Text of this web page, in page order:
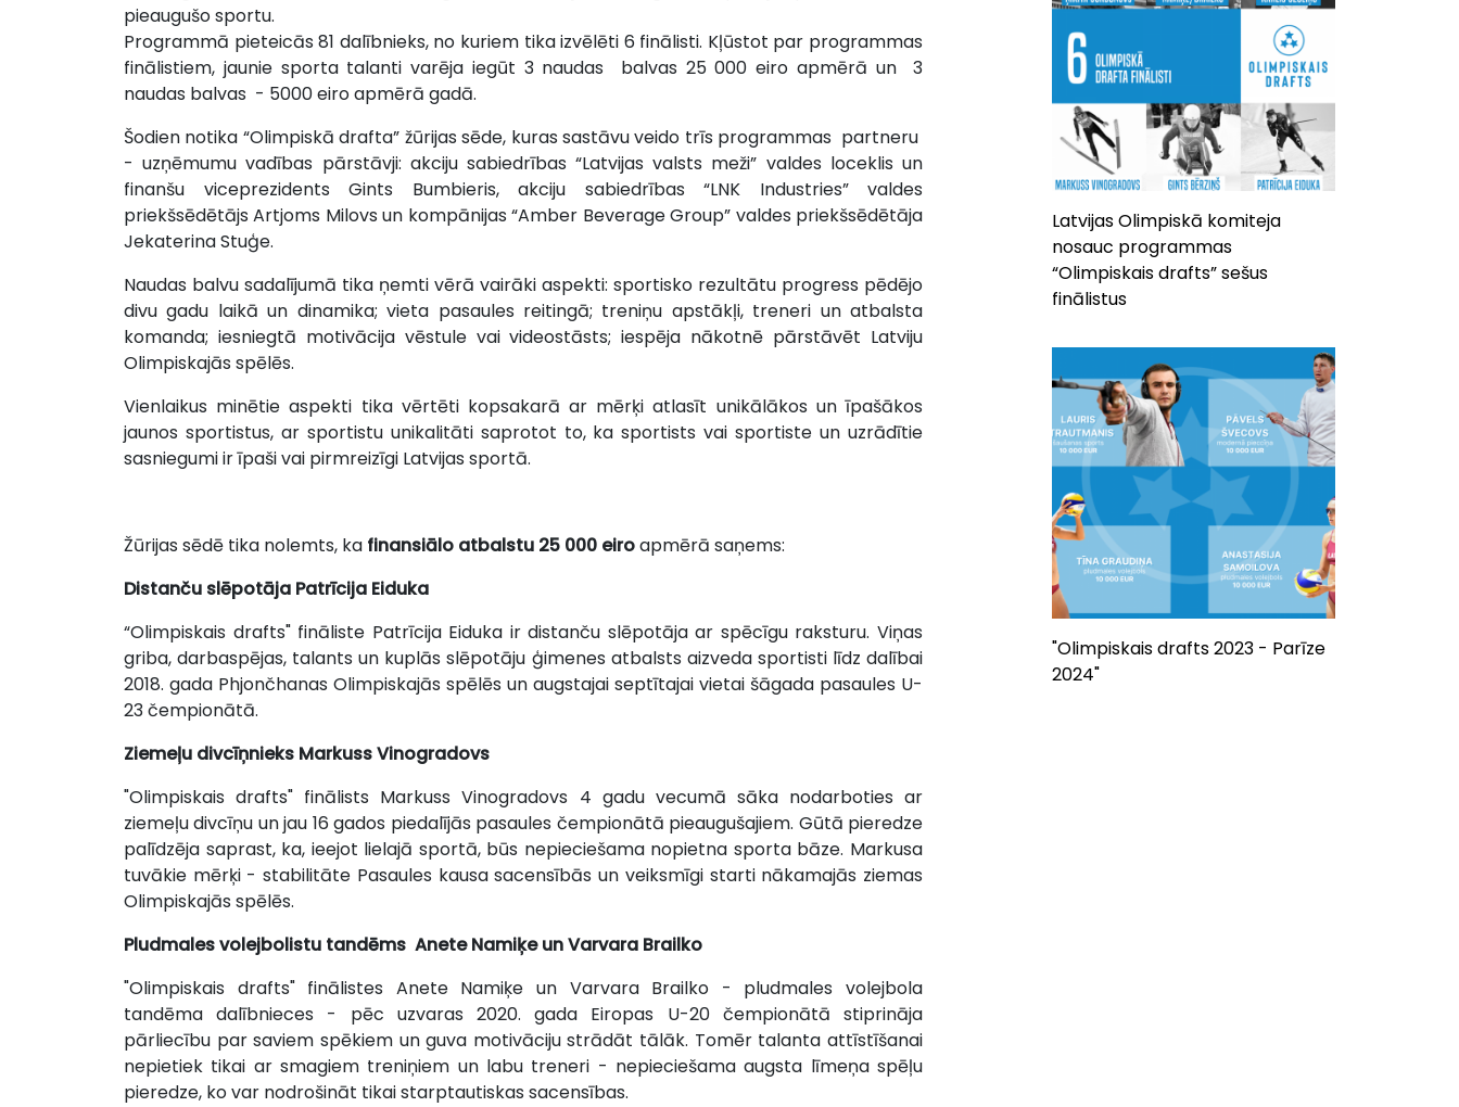
pieaugušo sportu.
Programmā pieteicās 81 dalībnieks, no kuriem tika izvēlēti 6 finālisti. Kļūstot par programmas
finālistiem, jaunie sporta talanti varēja iegūt 3 naudas balvas 25 000 eiro apmērā un 3
naudas balvas - 5000 eiro apmērā gadā.
Šodien notika “Olimpiskā drafta” žūrijas sēde, kuras sastāvu veido trīs programmas partneru
- uzņēmumu vadības pārstāvji: akciju sabiedrības “Latvijas valsts meži” valdes loceklis un
finanšu viceprezidents Gints Bumbieris, akciju sabiedrības “LNK Industries” valdes
priekšsēdētājs Artjoms Milovs un kompānijas “Amber Beverage Group” valdes priekšsēdētāja
Jekaterina Stuģe.
Naudas balvu sadalījumā tika ņemti vērā vairāki aspekti: sportisko rezultātu progress pēdējo
divu gadu laikā un dinamika; vieta pasaules reitingā; treniņu apstākļi, treneri un atbalsta
komanda; iesniegtā motivācija vēstule vai videostāsts; iespēja nākotnē pārstāvēt Latviju
Olimpiskajās spēlēs.
Vienlaikus minētie aspekti tika vērtēti kopsakarā ar mērķi atlasīt unikālākos un īpašākos
jaunos sportistus, ar sportistu unikalitāti saprotot to, ka sportists vai sportiste un uzrādītie
sasniegumi ir īpaši vai pirmreizīgi Latvijas sportā.
Žūrijas sēdē tika nolemts, ka finansiālo atbalstu 25 000 eiroapmērā saņems:
Distanču slēpotāja Patrīcija Eiduka
“Olimpiskais drafts" fināliste Patrīcija Eiduka ir distanču slēpotāja ar spēcīgu raksturu. Viņas
griba, darbaspējas, talants un kuplās slēpotāju ģimenes atbalsts aizveda sportisti līdz dalībai
2018. gada Phjončhanas Olimpiskajās spēlēs un augstajai septītajai vietai šāgada pasaules U-
23 čempionātā.
Ziemeļu divcīņnieks Markuss Vinogradovs
"Olimpiskais drafts" finālists Markuss Vinogradovs 4 gadu vecumā sāka nodarboties ar
ziemeļu divcīņu un jau 16 gados piedalījās pasaules čempionātā pieaugušajiem. Gūtā pieredze
palīdzēja saprast, ka, ieejot lielajā sportā, būs nepieciešama nopietna sporta bāze. Markusa
tuvākie mērķi - stabilitāte Pasaules kausa sacensībās un veiksmīgi starti nākamajās ziemas
Olimpiskajās spēlēs.
Pludmales volejbolistu tandēms AneteNamiķeun Varvara Brailko
"Olimpiskais drafts" finālistes Anete Namiķe un Varvara Brailko - pludmales volejbola
tandēma dalībnieces - pēc uzvaras 2020. gada Eiropas U-20 čempionātā stiprināja
pārliecību par saviem spēkiem un guva motivāciju strādāt tālāk. Tomēr talanta attīstīšanai
nepietiek tikai ar smagiem treniņiem un labu treneri - nepieciešama augsta līmeņa spēļu
pieredze, ko var nodrošināt tikai starptautiskas sacensības.
Latvijas Olimpiskā komiteja
nosauc programmas
“Olimpiskais drafts” sešus
finālistus
"Olimpiskais drafts 2023 - Parīze
2024"